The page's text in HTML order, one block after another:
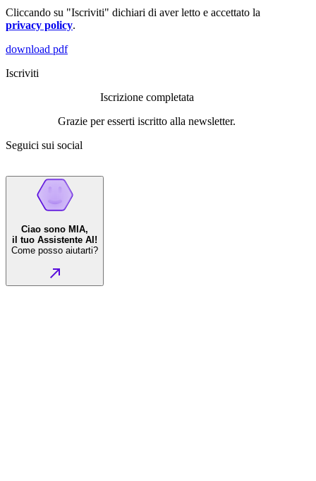
Cliccando su "Iscriviti" dichiari di aver letto e accettato la
privacy policy.
download pdf
Iscriviti
Iscrizione completata
Grazie per esserti iscritto alla newsletter.
Seguici sui social
Ciao sono MIA,
il tuo Assistente AI!
Come posso aiutarti?